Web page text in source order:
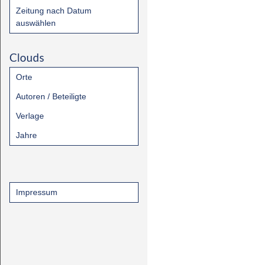
Zeitung nach Datum
auswählen
Clouds
Orte
Autoren / Beteiligte
Verlage
Jahre
Impressum